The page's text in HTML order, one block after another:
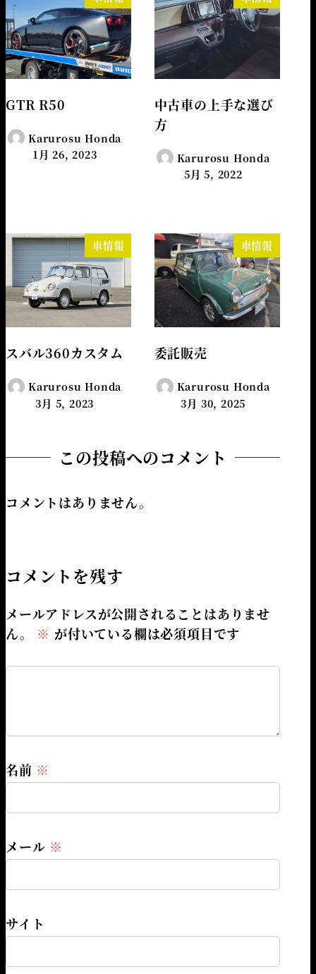
GTR R50
Karurosu Honda
1月 26, 2023
中古車の上手な選び
方
Karurosu Honda
5月 5, 2022
車情報
スバル360カスタム
Karurosu Honda
3月 5, 2023
車情報
委託販売
Karurosu Honda
3月 30, 2025
この投稿へのコメント
コメントはありません。
コメントを残す
メールアドレスが公開されることはありませ
ん。
※ が付いている欄は必須項目です
名前 ※
メール ※
サイト